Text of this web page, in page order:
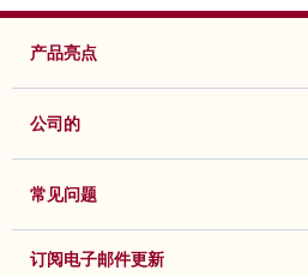
产品亮点
公司的
常见问题
订阅电子邮件更新